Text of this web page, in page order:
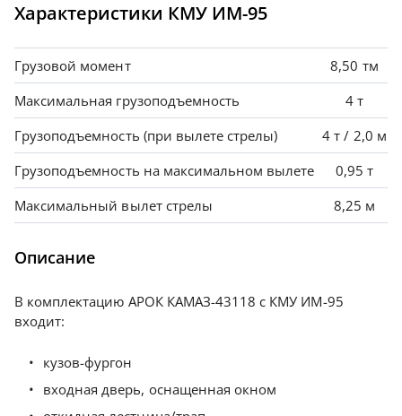
Характеристики КМУ ИМ-95
Грузовой момент
8,50 тм
Максимальная грузоподъемность
4 т
Грузоподъемность (при вылете стрелы)
4 т / 2,0 м
Грузоподъемность на максимальном вылете
0,95 т
Максимальный вылет стрелы
8,25 м
Описание
В комплектацию АРОК КАМАЗ-43118 с КМУ ИМ-95
входит:
кузов-фургон
входная дверь, оснащенная окном